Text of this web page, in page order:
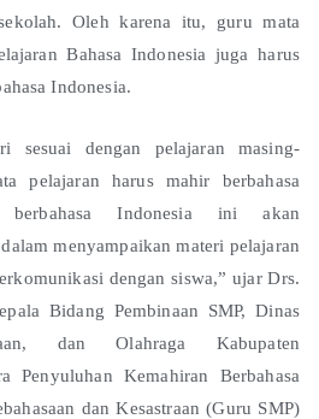
Oleh karena itu, guru mata
Bahasa Indonesia juga harus
Indonesia.
sesuai dengan pelajaran masing-
pelajaran harus mahir berbahasa
berbahasa Indonesia ini akan
menyampaikan materi pelajaran
dengan siswa,” ujar Drs.
Bidang Pembinaan SMP, Dinas
dan Olahraga Kabupaten
Penyuluhan Kemahiran Berbahasa
dan Kesastraan (Guru SMP)